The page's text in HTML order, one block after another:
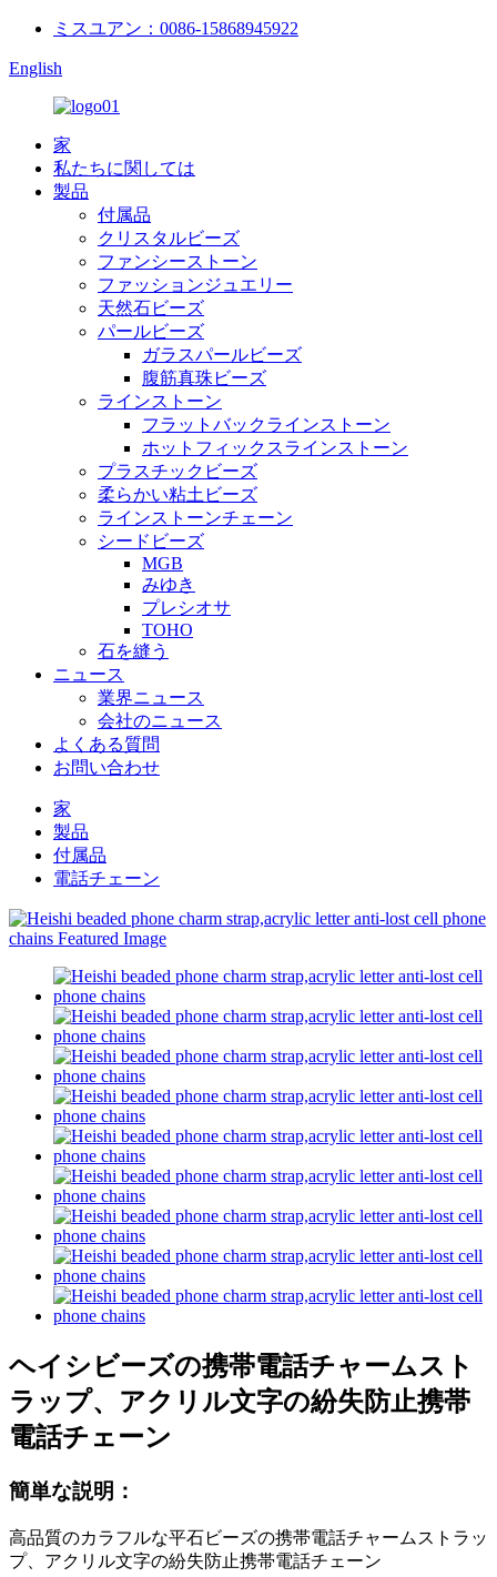
ミスユアン：0086-15868945922
English
家
私たちに関しては
製品
付属品
クリスタルビーズ
ファンシーストーン
ファッションジュエリー
天然石ビーズ
パールビーズ
ガラスパールビーズ
腹筋真珠ビーズ
ラインストーン
フラットバックラインストーン
ホットフィックスラインストーン
プラスチックビーズ
柔らかい粘土ビーズ
ラインストーンチェーン
シードビーズ
MGB
みゆき
プレシオサ
TOHO
石を縫う
ニュース
業界ニュース
会社のニュース
よくある質問
お問い合わせ
家
製品
付属品
電話チェーン
ヘイシビーズの携帯電話チャームスト
ラップ、アクリル文字の紛失防止携帯
電話チェーン
簡単な説明：
高品質のカラフルな平石ビーズの携帯電話チャームストラッ
プ、アクリル文字の紛失防止携帯電話チェーン